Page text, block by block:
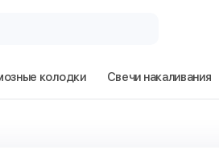
колодки Свечи накаливания